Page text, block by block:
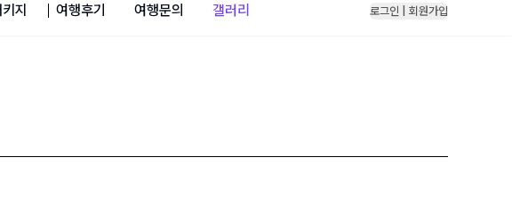
지 여행후기 여행문의 갤러리 로그인 | 회원가입